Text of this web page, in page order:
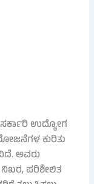
ಸರ್ಕಾರಿ ಉದ್ಯೋಗ
ಕುರಿತು
ಅವರು
ನಿಖರ, ಪರಿಶೀಲಿತ